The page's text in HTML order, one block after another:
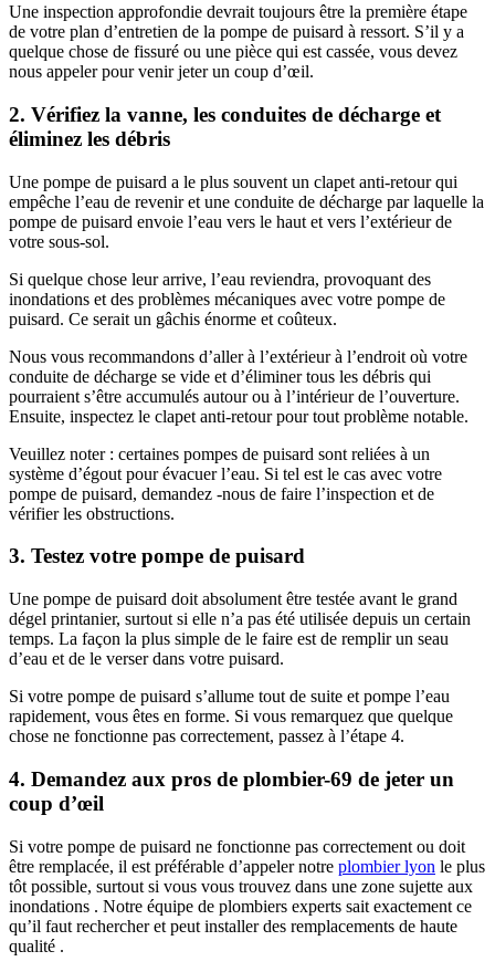
Une inspection approfondie devrait toujours être la première étape
de votre plan d’entretien de la pompe de puisard à ressort. S’il y a
quelque chose de fissuré ou une pièce qui est cassée, vous devez
nous appeler pour venir jeter un coup d’œil.
2. Vérifiez la vanne, les conduites de décharge et
éliminez les débris
Une pompe de puisard a le plus souvent un clapet anti-retour qui
empêche l’eau de revenir et une conduite de décharge par laquelle la
pompe de puisard envoie l’eau vers le haut et vers l’extérieur de
votre sous-sol.
Si quelque chose leur arrive, l’eau reviendra, provoquant des
inondations et des problèmes mécaniques avec votre pompe de
puisard. Ce serait un gâchis énorme et coûteux.
Nous vous recommandons d’aller à l’extérieur à l’endroit où votre
conduite de décharge se vide et d’éliminer tous les débris qui
pourraient s’être accumulés autour ou à l’intérieur de l’ouverture.
Ensuite, inspectez le clapet anti-retour pour tout problème notable.
Veuillez noter : certaines pompes de puisard sont reliées à un
système d’égout pour évacuer l’eau. Si tel est le cas avec votre
pompe de puisard, demandez -nous de faire l’inspection et de
vérifier les obstructions.
3. Testez votre pompe de puisard
Une pompe de puisard doit absolument être testée avant le grand
dégel printanier, surtout si elle n’a pas été utilisée depuis un certain
temps. La façon la plus simple de le faire est de remplir un seau
d’eau et de le verser dans votre puisard.
Si votre pompe de puisard s’allume tout de suite et pompe l’eau
rapidement, vous êtes en forme. Si vous remarquez que quelque
chose ne fonctionne pas correctement, passez à l’étape 4.
4. Demandez aux pros de plombier-69 de jeter un
coup d’œil
Si votre pompe de puisard ne fonctionne pas correctement ou doit
être remplacée, il est préférable d’appeler notre plombier lyon le plus
tôt possible, surtout si vous vous trouvez dans une zone sujette aux
inondations . Notre équipe de plombiers experts sait exactement ce
qu’il faut rechercher et peut installer des remplacements de haute
qualité .